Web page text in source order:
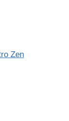
Zen